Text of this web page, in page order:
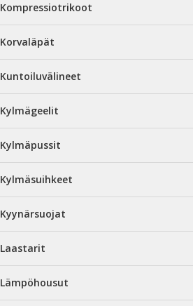
Kompressiotrikoot
Korvaläpät
Kuntoiluvälineet
Kylmägeelit
Kylmäpussit
Kylmäsuihkeet
Kyynärsuojat
Laastarit
Lämpöhousut